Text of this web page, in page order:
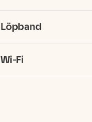
Löpband
Wi-Fi